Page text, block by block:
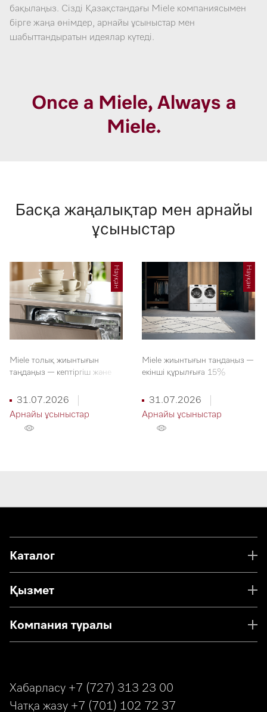
бақылаңыз. Сізді Қазақстандағы Miele компаниясымен
бірге жаңа өнімдер, арнайы ұсыныстар мен
шабыттандыратын идеялар күтеді.
Once a Miele, Always a
Miele.
Басқа жаңалықтар мен арнайы
ұсыныстар
Науқан
Miele толық жиынтығын
таңдаңыз — кептіргіш және
20% жеңілдік
31.07.2026
Арнайы ұсыныстар
Науқан
Miele жиынтығын таңдаңыз —
екінші құрылғыға 15%
31.07.2026
Арнайы ұсыныстар
Каталог
Қызмет
Компания туралы
Хабарласу +7 (727) 313 23 00
Чатқа жазу +7 (701) 102 72 37